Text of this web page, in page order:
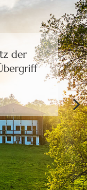
der
treffen.